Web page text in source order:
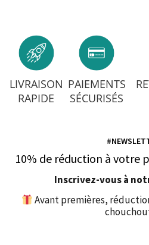
LIVRAISON
RAPIDE
PAIEMENTS
SÉCURISÉS
10% de réduction à votre
Inscrivez-vous à
Avant premières,